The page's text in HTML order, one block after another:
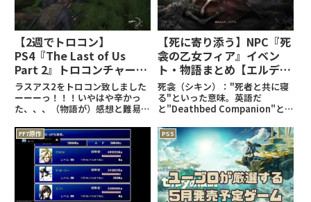
【2週でトロコン】
PS4『The Last of Us
Part 2』トロコンチャート
【ラスアス2】
ラスアス2をトロコン致しました
ーーーっ！！！いやはや辛かっ
た、、、（物語が）感想と難易度
(adsbygoogle =
window.adsbygoogle ||
[]).push({});ラスアス2のトロフ
【死に寄り添う】NPC『死
衾の乙女フィア』イベン
ト・物語まとめ【エルデン
リング攻略】
死衾（シキン）："死者と共に寝
る"といった意味。英語だ
と"Deathbed Companion"と
バレが含まれている可能性があり
ます。全NPCまとめはこちら！：
エルデンリング関連の記事はこち
ら！： (adsby
FF7原作 PS5